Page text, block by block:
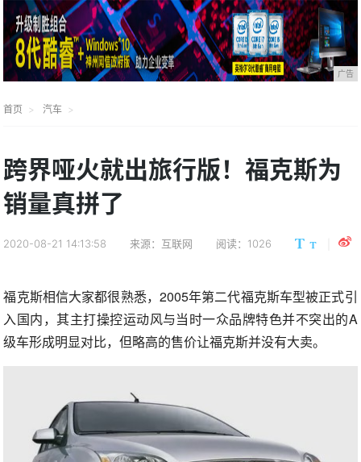
广告
首页 汽车
跨界哑火就出旅行版！福克斯为
销量真拼了
2020-08-21 14:13:58 来源：互联网 阅读：1026
福克斯相信大家都很熟悉，2005年第二代福克斯车型被正式引
入国内，其主打操控运动风与当时一众品牌特色并不突出的A
级车形成明显对比，但略高的售价让福克斯并没有大卖。